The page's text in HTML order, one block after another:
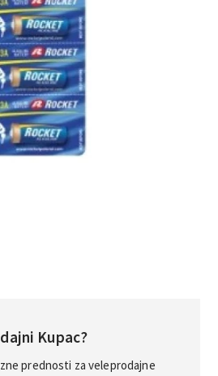
Kupac?
prednosti za veleprodajne